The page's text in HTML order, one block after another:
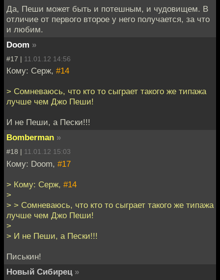
Да, Пеши может быть и потешным, и чудовищем. В
отличие от первого второе у него получается, за что
и любим.
Doom »
#17 | 11.01.12 14:56
Кому: Серж, #14
> Сомневаюсь, что кто то сыграет такого же типажа
лучше чем Джо Пеши!
И не Пеши, а Пески!!!
Bomberman »
#18 | 11.01.12 15:03
Кому: Doom, #17
> Кому: Серж, #14
>
> > Сомневаюсь, что кто то сыграет такого же типажа
лучше чем Джо Пеши!
>
> И не Пеши, а Пески!!!
Писькин!
Новый Сибирец »